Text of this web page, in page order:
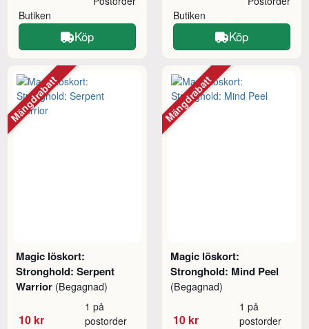
Butiken
Köp
Butiken
Köp
Magic löskort:
Stronghold: Serpent
Warrior (Begagnad)
10 kr
1 på
postorder
Mängdrabatt
Magic löskort:
Stronghold: Mind Peel
(Begagnad)
10 kr
1 på
postorder
Mängdrabatt